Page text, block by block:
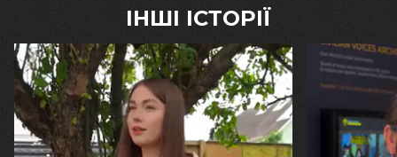
ІНШІ ІСТОРІЇ